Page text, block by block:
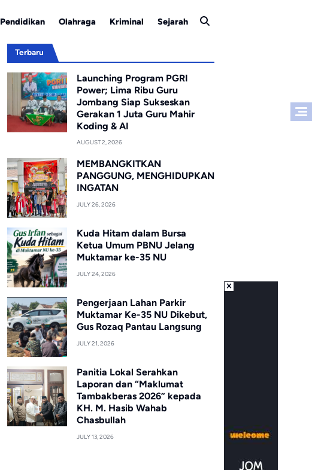
Pendidikan Olahraga Kriminal Sejarah
Terbaru
Launching Program PGRI
Power; Lima Ribu Guru
Jombang Siap Sukseskan
Gerakan 1 Juta Guru Mahir
Koding & AI
AUGUST 2, 2026
MEMBANGKITKAN
PANGGUNG, MENGHIDUPKAN
INGATAN
JULY 26, 2026
Kuda Hitam dalam Bursa
Ketua Umum PBNU Jelang
Muktamar ke-35 NU
JULY 24, 2026
Pengerjaan Lahan Parkir
Muktamar Ke-35 NU Dikebut,
Gus Rozaq Pantau Langsung
JULY 21, 2026
Panitia Lokal Serahkan
Laporan dan “Maklumat
Tambakberas 2026” kepada
KH. M. Hasib Wahab
Chasbullah
JULY 13, 2026